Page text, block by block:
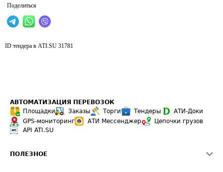
Поделиться
ID тендера в ATI.SU 31781
АВТОМАТИЗАЦИЯ ПЕРЕВОЗОК
Площадки
Заказы Торги Тендеры
АТИ-Доки
GPS-мониторинг
АТИ Мессенджер
Цепочки грузов
API ATI.SU
ПОЛЕЗНОЕ